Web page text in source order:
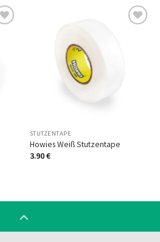
STUTZENTAPE
Howies Weiß Stutzentape
3.90€